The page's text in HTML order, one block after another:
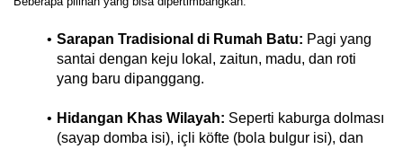
Sarapan Tradisional di Rumah Batu: Pagi yang
santai dengan keju lokal, zaitun, madu, dan roti
yang baru dipanggang.
Hidangan Khas Wilayah: Seperti kaburga dolması
(sayap domba isi), içli köfte (bola bulgur isi), dan